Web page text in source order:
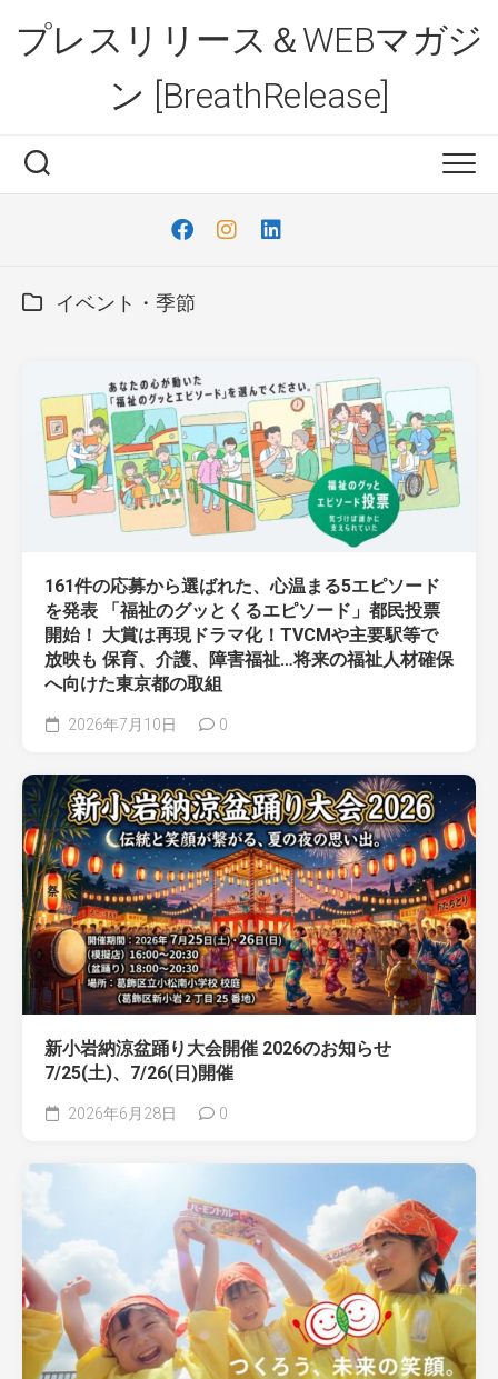
content
プレスリリース＆WEBマガジ
ン [BreathRelease]
イベント・季節
161件の応募から選ばれた、心温まる5エピソード
を発表 「福祉のグッとくるエピソード」都民投票
開始！ 大賞は再現ドラマ化！TVCMや主要駅等で
放映も 保育、介護、障害福祉…将来の福祉人材確保
へ向けた東京都の取組
2026年7月10日 0
新小岩納涼盆踊り大会開催 2026のお知らせ
7/25(土)、7/26(日)開催
2026年6月28日 0